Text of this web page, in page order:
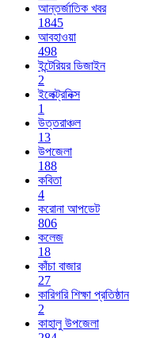
আন্তর্জাতিক খবর
1845
আবহাওয়া
498
ইন্টেরিয়র ডিজাইন
2
ইলেক্ট্রনিক্স
1
উত্তরাঞ্চল
13
উপজেলা
188
কবিতা
4
করোনা আপডেট
806
কলেজ
18
কাঁচা বাজার
27
কারিগরি শিক্ষা প্রতিষ্ঠান
2
কাহালু উপজেলা